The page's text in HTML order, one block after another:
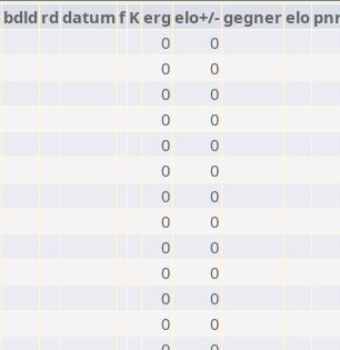
bdld rd datumf Kerg elo+/-gegnerelo
0
0
0
0
0
0
0
0
0
0
0
0
0
0
0
0
0
0
0
0
0
0
0
0